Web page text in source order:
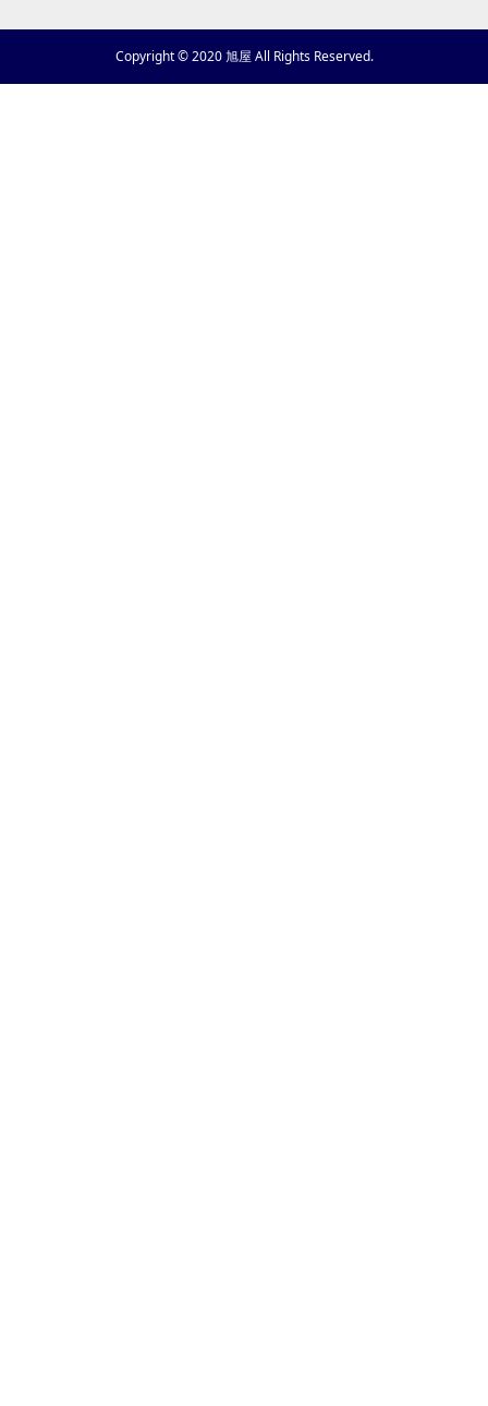
Copyright © 2020 旭屋 All Rights Reserved.